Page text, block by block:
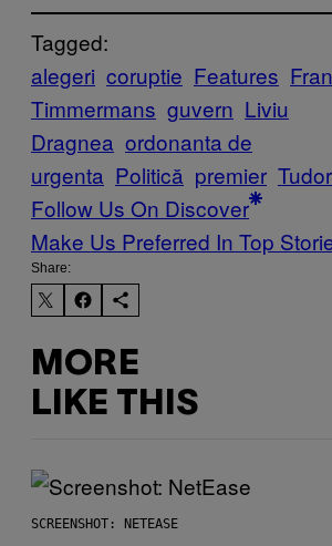
Tagged:
alegeri coruptie Features
Timmermans guvern Liviu
Dragnea ordonanta de
urgenta Politică premier
Follow Us On Discover
Make Us Preferred In Top
Share:
MORE
LIKE THIS
SCREENSHOT: NETEASE